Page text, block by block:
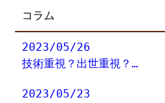
コラム
2023/05/26
技術重視？出世重視？…
2023/05/23